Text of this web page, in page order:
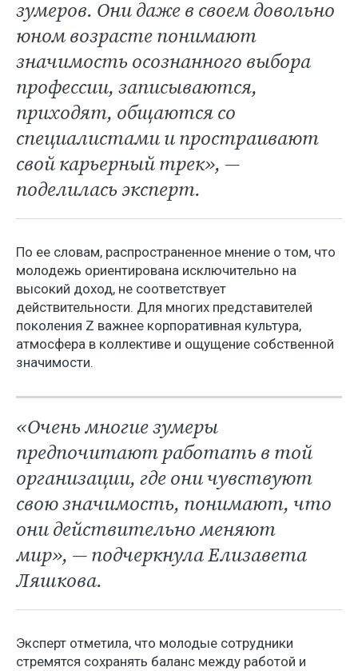
зумеров. Они даже в своем довольно
юном возрасте понимают
значимость осознанного выбора
профессии, записываются,
приходят, общаются со
специалистами и простраивают
свой карьерный трек», —
поделилась эксперт.
По ее словам, распространенное мнение о том, что
молодежь ориентирована исключительно на
высокий доход, не соответствует
действительности. Для многих представителей
поколения Z важнее корпоративная культура,
атмосфера в коллективе и ощущение собственной
значимости.
«Очень многие зумеры
предпочитают работать в той
организации, где они чувствуют
свою значимость, понимают, что
они действительно меняют
мир», — подчеркнула Елизавета
Ляшкова.
Эксперт отметила, что молодые сотрудники
стремятся сохранять баланс между работой и